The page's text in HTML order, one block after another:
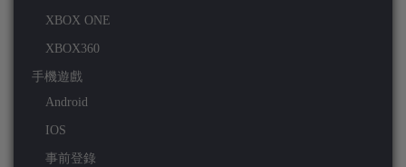
XBOX ONE
XBOX360
手機遊戲
Android
IOS
事前登錄